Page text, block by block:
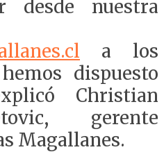
desde nuestra
a los
dispuesto
Christian
gerente
Magallanes.